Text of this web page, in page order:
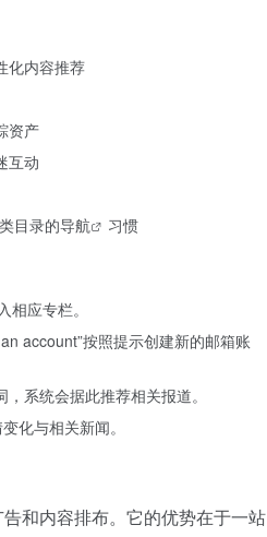
化内容推荐
资产
互动
目录的导航 习惯
应专栏。
account”按照提示创建新的邮箱账
系统会据此推荐相关报道。
化与相关新闻。
和内容排布。它的优势在于一站